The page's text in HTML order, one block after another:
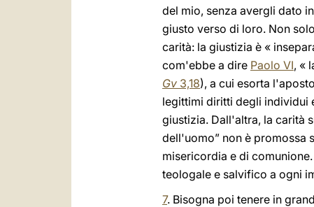
del mio, senza avergli dato
giusto verso di loro. Non
carità: la giustizia è «
com'ebbe a dire Paolo VI, «
Gv 3,18), a cui esorta
legittimi diritti degli individui
giustizia. Dall'altra, la carità
dell'uomo” non è promossa
misericordia e di
teologale e salvifico a ogni
7. Bisogna poi tenere in